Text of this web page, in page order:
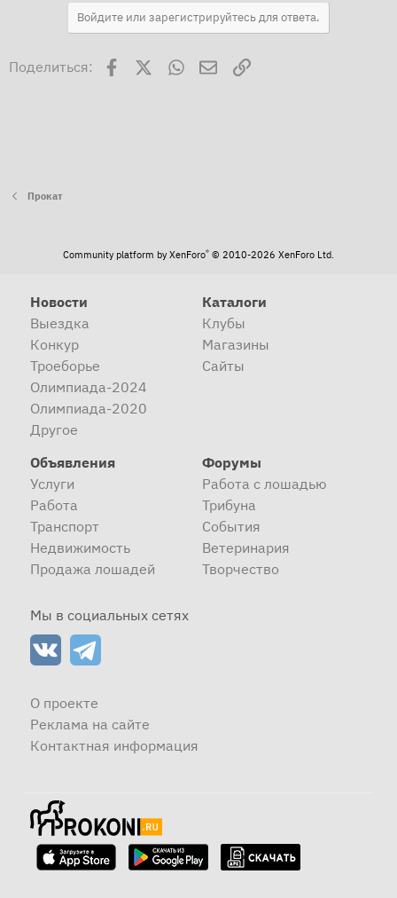
Войдите или зарегистрируйтесь для ответа.
Поделиться: Facebook WhatsAppЭлектронная почта
Ссылка
Прокат
Community platform by XenForo® © 2010-2026 XenForo Ltd.
Новости
Выездка
Конкур
Троеборье
Олимпиада-2024
Олимпиада-2020
Другое
Каталоги
Клубы
Магазины
Сайты
Объявления
Услуги
Работа
Транспорт
Недвижимость
Продажа лошадей
Форумы
Работа с лошадью
Трибуна
События
Ветеринария
Творчество
Мы в социальных сетях
О проекте
Реклама на сайте
Контактная информация